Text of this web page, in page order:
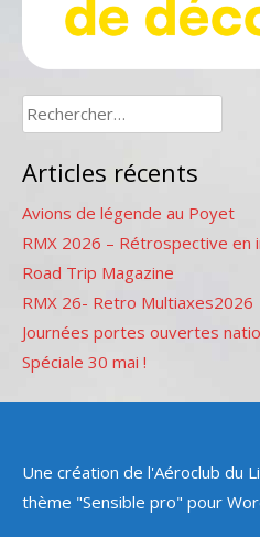
Rechercher :
Articles récents
Avions de légende au Poyet
RMX 2026 – Rétrospective en
Road Trip Magazine
RMX 26- Retro Multiaxes2026
Journées portes ouvertes
Spéciale 30 mai !
Une création de l'Aéroclub du
thème "Sensible pro" pour